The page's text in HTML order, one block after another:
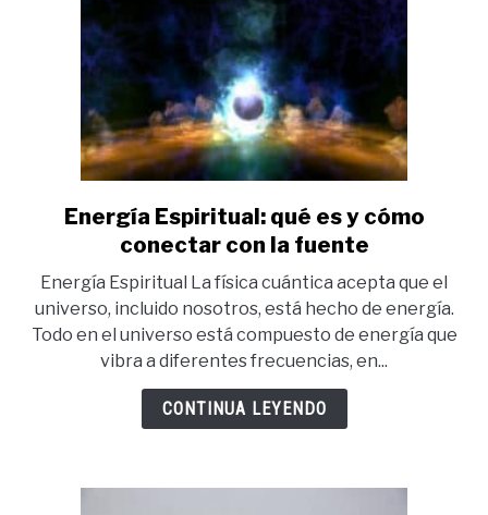
link
to
Espiritual:
qué
es
y
cómo
Energía Espiritual: qué es y cómo
conectar con la fuente
Energía Espiritual La física cuántica acepta que el
universo, incluido nosotros, está hecho de energía.
Todo en el universo está compuesto de energía que
vibra a diferentes frecuencias, en...
CONTINUA LEYENDO